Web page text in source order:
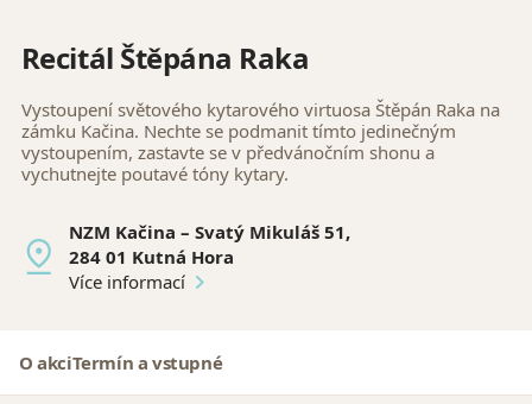
Recitál Štěpána Raka
Vystoupení světového kytarového virtuosa Štěpán Raka na
zámku Kačina. Nechte se podmanit tímto jedinečným
vystoupením, zastavte se v předvánočním shonu a
vychutnejte poutavé tóny kytary.
NZM Kačina – Svatý Mikuláš 51,
284 01 Kutná Hora
Více informací
O akciTermín a vstupné